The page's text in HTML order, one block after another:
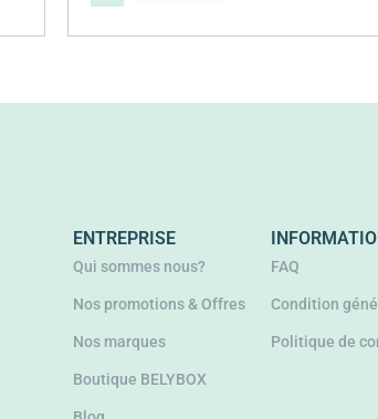
ENTREPRISE
Qui sommes nous?
Nos promotions & Offres
Nos marques
Boutique BELYBOX
FAQ
Condition
Politique de